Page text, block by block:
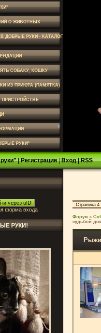
О ЖИВОТНЫХ
ДОБРЫЕ РУКИ - КАТАЛОГ
СОБАКУ, КОШКУ
ИЗ ПРИЮТА (ПАМЯТКА)
РУКИ"
|Регистрация|Вход|RSS
через uID
форма входа
РУКИ!
Страница 4
Форум »
судьбой